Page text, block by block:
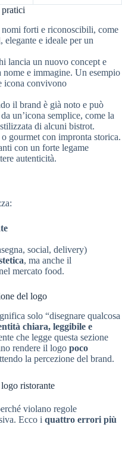
pratici
nomi forti e riconoscibili, come
elegante e ideale per un
lancia un nuovo concept e
e immagine. Un esempio
icona convivono
il brand è già noto e può
un’icona semplice, come la
di alcuni bistrot.
gourmet con impronta storica.
con un forte legame
autenticità.
social, delivery)
, ma anche il
mercato food.
del logo
solo “disegnare qualcosa
chiara, leggibile e
che legge questa sezione
rendere il logo poco
la percezione del brand.
ristorante
violano regole
Ecco i quattro errori più